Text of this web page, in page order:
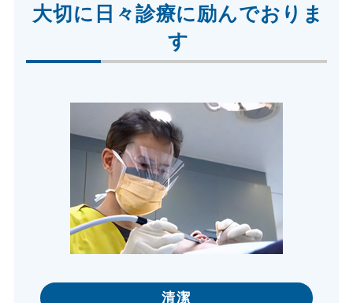
大切に 日々診療に励んでおりま
す
清潔